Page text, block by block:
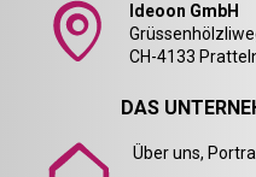
Ideoon GmbH
CH-4133
DAS
Über uns,